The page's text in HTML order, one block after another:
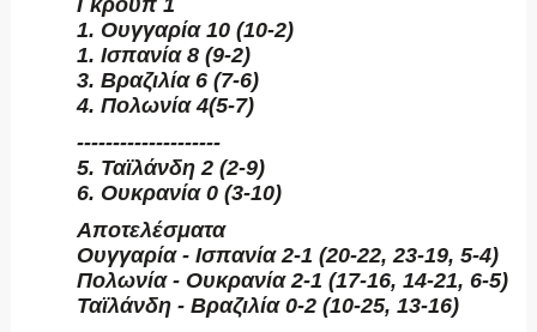
Γκρουπ 1
1. Ουγγαρία 10 (10-2)
1. Ισπανία 8 (9-2)
3. Βραζιλία 6 (7-6)
4. Πολωνία 4(5-7)
--------------------
5. Ταϊλάνδη 2 (2-9)
6. Ουκρανία 0 (3-10)
Αποτελέσματα
Ουγγαρία - Ισπανία 2-1 (20-22, 23-19, 5-4)
Πολωνία - Ουκρανία 2-1 (17-16, 14-21, 6-5)
Ταϊλάνδη - Βραζιλία 0-2 (10-25, 13-16)